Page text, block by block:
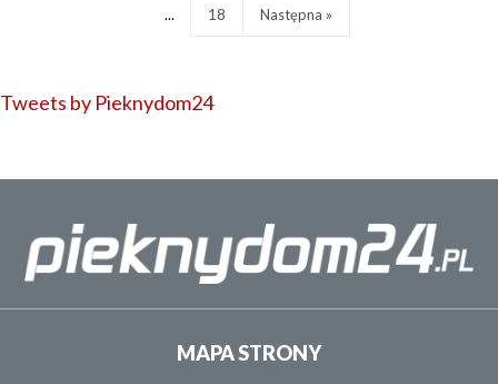
... 18 Następna »
Tweets by Pieknydom24
MAPA STRONY